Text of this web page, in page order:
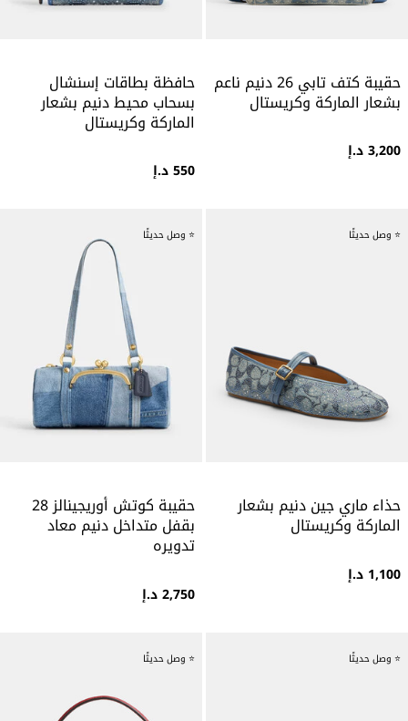
حقيبة كتف تابي 26 دنيم ناعم
بشعار الماركة وكريستال
3,200 د.إ
حافظة بطاقات إسنشال
بسحاب محيط دنيم بشعار
الماركة وكريستال
550 د.إ
⭐ وصل حديثًا
حذاء ماري جين دنيم بشعار
الماركة وكريستال
1,100 د.إ
⭐ وصل حديثًا
حقيبة كوتش أوريجينالز 28
بقفل متداخل دنيم معاد
تدويره
2,750 د.إ
⭐ وصل حديثًا ⭐ وصل حديثًا